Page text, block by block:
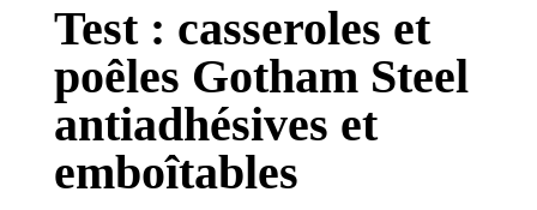
Test : casseroles et
poêles Gotham Steel
antiadhésives et
emboîtables